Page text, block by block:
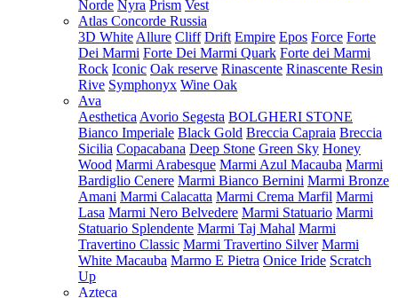
Norde Nyra Prism Vest
Atlas Concorde Russia
3D White Allure Cliff Drift Empire Epos Force Forte
Dei Marmi Forte Dei Marmi Quark Forte dei Marmi
Rock Iconic Oak reserve Rinascente Rinascente Resin
Rive Symphonyx Wine Oak
Ava
Aesthetica Avorio Segesta BOLGHERI STONE
Bianco Imperiale Black Gold Breccia Capraia Breccia
Sicilia Copacabana Deep Stone Green Sky Honey
Wood Marmi Arabesque Marmi Azul Macauba Marmi
Bardiglio Cenere Marmi Bianco Bernini Marmi Bronze
Amani Marmi Calacatta Marmi Crema Marfil Marmi
Lasa Marmi Nero Belvedere Marmi Statuario Marmi
Statuario Splendente Marmi Taj Mahal Marmi
Travertino Classic Marmi Travertino Silver Marmi
White Macauba Marmo E Pietra Onice Iride Scratch
Up
Azteca